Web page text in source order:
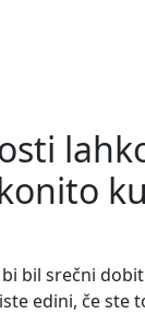
bil srečni
edini, če ste